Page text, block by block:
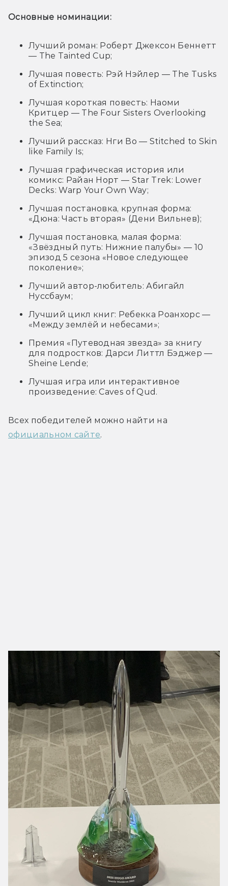
Основные номинации:
Лучший роман: Роберт Джексон Беннетт
— The Tainted Cup;
Лучшая повесть: Рэй Нэйлер — The Tusks
of Extinction;
Лучшая короткая повесть: Наоми
Критцер — The Four Sisters Overlooking
the Sea;
Лучший рассказ: Нги Во — Stitched to Skin
like Family Is;
Лучшая графическая история или
комикс: Райан Норт — Star Trek: Lower
Decks: Warp Your Own Way;
Лучшая постановка, крупная форма:
«Дюна: Часть вторая» (Дени Вильнев);
Лучшая постановка, малая форма:
«Звёздный путь: Нижние палубы» — 10
эпизод 5 сезона «Новое следующее
поколение»;
Лучший автор-любитель: Абигайл
Нуссбаум;
Лучший цикл книг: Ребекка Роанхорс —
«Между землёй и небесами»;
Премия «Путеводная звезда» за книгу
для подростков: Дарси Литтл Бэджер —
Sheine Lende;
Лучшая игра или интерактивное
произведение: Caves of Qud.
официальном сайте.